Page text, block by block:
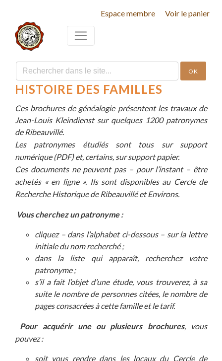
Espace membre Voir le panier
OK
HISTOIRE DES FAMILLES
Ces brochures de généalogie présentent les travaux de
Jean-Louis Kleindienst sur quelques 1200 patronymes
de Ribeauvillé.
Les patronymes étudiés sont tous sur support
numérique (PDF) et, certains, sur support papier.
Ces documents ne peuvent pas – pour l’instant – être
achetés « en ligne ». Ils sont disponibles au Cercle de
Recherche Historique de Ribeauvillé et Environs.
Vous cherchez un patronyme :
cliquez – dans l’alphabet ci-dessous – sur la lettre
initiale du nom recherché ;
dans la liste qui apparaît, recherchez votre
patronyme;
s’il a fait l’objet d’une étude, vous trouverez, à sa
suite le nombre de personnes citées, le nombre de
pages consacrées à cette famille et le tarif.
Pour acquérir une ou plusieurs brochures, vous
pouvez :
soit vous rendre dans les locaux du Cercle de